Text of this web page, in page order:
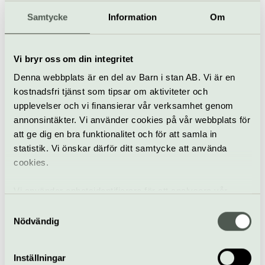
Samtycke Information Om
Vi bryr oss om din integritet
Denna webbplats är en del av Barn i stan AB. Vi är en
kostnadsfri tjänst som tipsar om aktiviteter och
upplevelser och vi finansierar vår verksamhet genom
annonsintäkter. Vi använder cookies på vår webbplats för
att ge dig en bra funktionalitet och för att samla in
statistik. Vi önskar därför ditt samtycke att använda
cookies.
samt tillhandahålla funktioner för sociala medier. Vi
vidarebefordrar även sådana identifierare och annan
information från din enhet till de sociala medier och
annons- och analysföretag som vi samarbetar med.
Nödvändig
Inställningar
13 augusti